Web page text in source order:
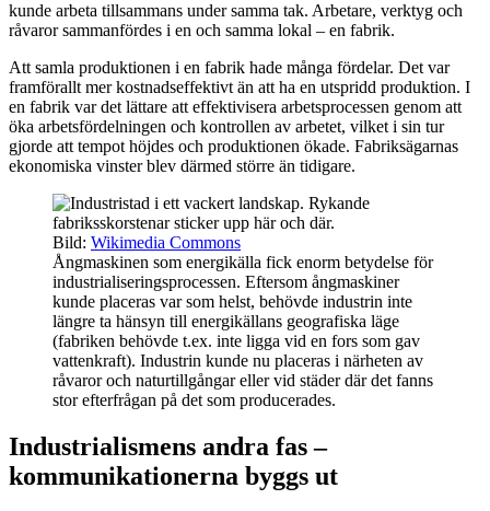
kunde arbeta tillsammans under samma tak. Arbetare, verktyg och
råvaror sammanfördes i en och samma lokal – en fabrik.
Att samla produktionen i en fabrik hade många fördelar. Det var
framförallt mer kostnadseffektivt än att ha en utspridd produktion. I
en fabrik var det lättare att effektivisera arbetsprocessen genom att
öka arbetsfördelningen och kontrollen av arbetet, vilket i sin tur
gjorde att tempot höjdes och produktionen ökade. Fabriksägarnas
ekonomiska vinster blev därmed större än tidigare.
Bild: Wikimedia Commons
Ångmaskinen som energikälla fick enorm betydelse för
industrialiseringsprocessen. Eftersom ångmaskiner
kunde placeras var som helst, behövde industrin inte
längre ta hänsyn till energikällans geografiska läge
(fabriken behövde t.ex. inte ligga vid en fors som gav
vattenkraft). Industrin kunde nu placeras i närheten av
råvaror och naturtillgångar eller vid städer där det fanns
stor efterfrågan på det som producerades.
Industrialismens andra fas –
kommunikationerna byggs ut